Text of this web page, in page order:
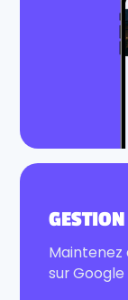
Maintenez
sur